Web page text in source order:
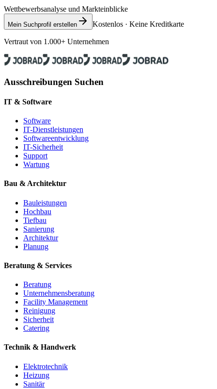
Wettbewerbsanalyse und Markteinblicke
Mein Suchprofil erstellen Kostenlos · Keine Kreditkarte
Vertraut von 1.000+ Unternehmen
Ausschreibungen Suchen
IT & Software
Software
IT-Dienstleistungen
Softwareentwicklung
IT-Sicherheit
Support
Wartung
Bau & Architektur
Bauleistungen
Hochbau
Tiefbau
Sanierung
Architektur
Planung
Beratung & Services
Beratung
Unternehmensberatung
Facility Management
Reinigung
Sicherheit
Catering
Technik & Handwerk
Elektrotechnik
Heizung
Sanitär